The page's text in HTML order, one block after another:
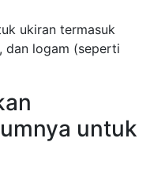
ukiran termasuk
dan logam (seperti
untuk